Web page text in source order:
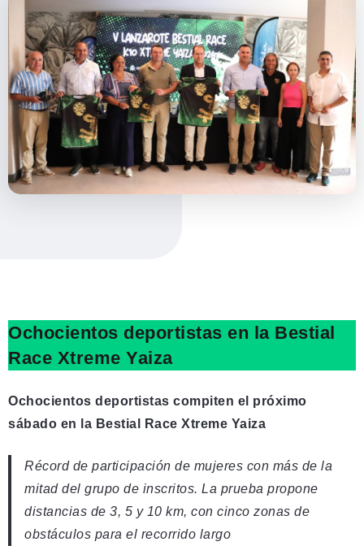
Ochocientos deportistas en la Bestial
Race Xtreme Yaiza
Ochocientos deportistas compiten el próximo
sábado en la Bestial Race Xtreme Yaiza
Récord de participación de mujeres con más de la
mitad del grupo de inscritos. La prueba propone
distancias de 3, 5 y 10 km, con cinco zonas de
obstáculos para el recorrido largo